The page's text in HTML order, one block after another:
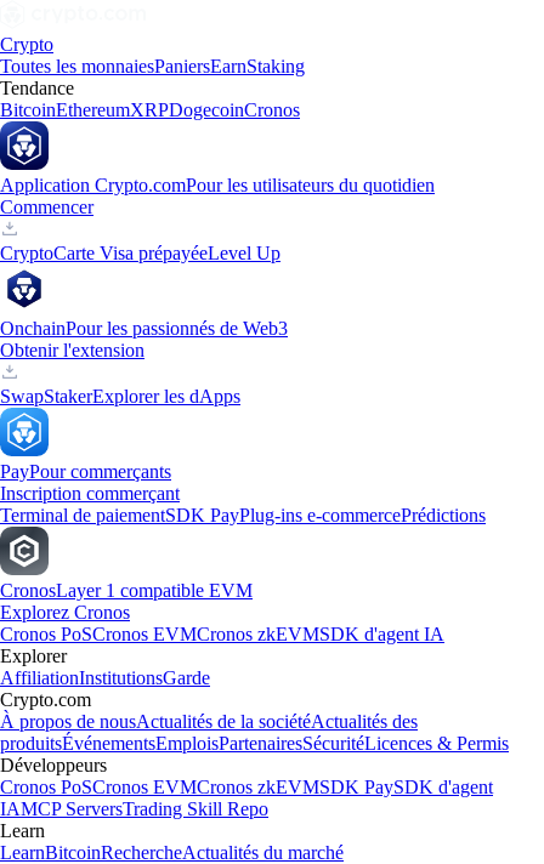
Crypto
Toutes les monnaiesPaniersEarnStaking
Tendance
BitcoinEthereumXRPDogecoinCronos
Application Crypto.comPour les utilisateurs du quotidien
Commencer
CryptoCarte Visa prépayéeLevel Up
OnchainPour les passionnés de Web3
Obtenir l'extension
SwapStakerExplorer les dApps
PayPour commerçants
Inscription commerçant
Terminal de paiementSDK PayPlug-ins e-commercePrédictions
CronosLayer 1 compatible EVM
Explorez Cronos
Cronos PoSCronos EVMCronos zkEVMSDK d'agent IA
Explorer
AffiliationInstitutionsGarde
Crypto.com
À propos de nousActualités de la sociétéActualités des
produitsÉvénementsEmploisPartenairesSécuritéLicences & Permis
Développeurs
Cronos PoSCronos EVMCronos zkEVMSDK PaySDK d'agent
IAMCP ServersTrading Skill Repo
Learn
LearnBitcoinRechercheActualités du marché